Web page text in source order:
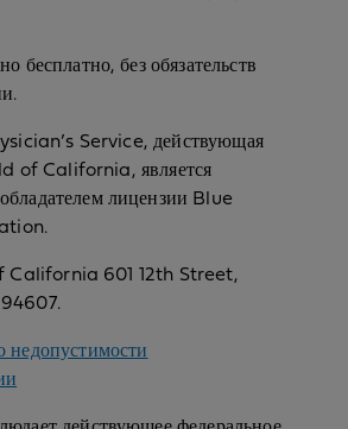
бесплатно, без обязательств
Service, действующая
of California, является
лицензии Blue
California 601 12th Street,
недопустимости